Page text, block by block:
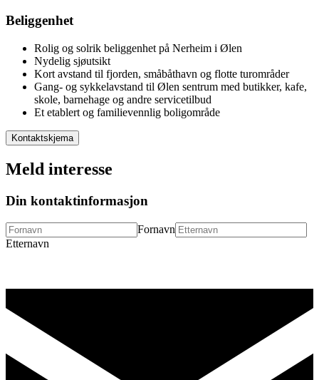
Beliggenhet
Rolig og solrik beliggenhet på Nerheim i Ølen
Nydelig sjøutsikt
Kort avstand til fjorden, småbåthavn og flotte turområder
Gang- og sykkelavstand til Ølen sentrum med butikker, kafe,
skole, barnehage og andre servicetilbud
Et etablert og familievennlig boligområde
Kontaktskjema
Meld interesse
Din kontaktinformasjon
Fornavn
Etternavn